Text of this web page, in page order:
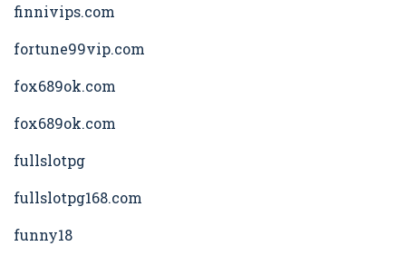
finnivips.com
fortune99vip.com
fox689ok.com
fox689ok.com
fullslotpg
fullslotpg168.com
funny18